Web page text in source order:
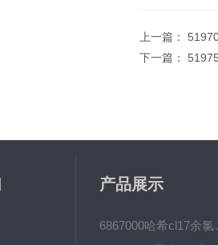
上一篇：
下一篇：
产品展示
6867000